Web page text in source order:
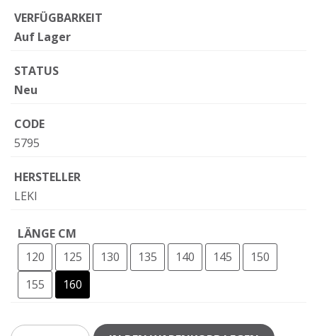
VERFÜGBARKEIT
Auf Lager
STATUS
Neu
CODE
5795
HERSTELLER
LEKI
LÄNGE CM
120
125 130 135 140 145
150
155
160